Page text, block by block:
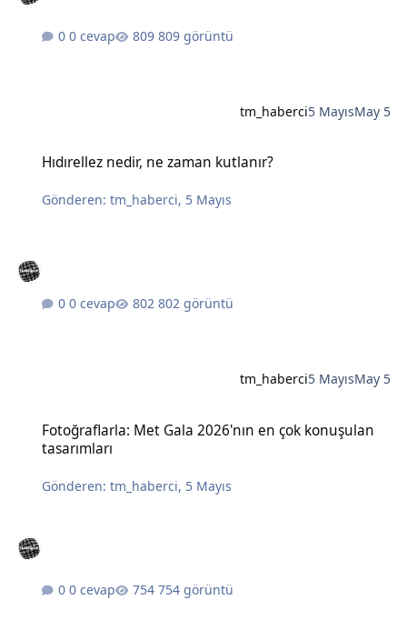
0 cevap 809 görüntü
tm_haberci5 MayısMay 5
Hıdırellez nedir, ne zaman kutlanır?
Gönderen:tm_haberci, 5 Mayıs
0 cevap 802 görüntü
tm_haberci5 MayısMay 5
Fotoğraflarla: Met Gala 2026'nın en çok konuşulan
tasarımları
Gönderen:tm_haberci, 5 Mayıs
0 cevap 754 görüntü